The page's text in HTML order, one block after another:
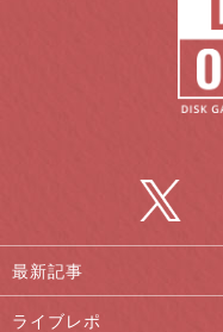
最新記事
ライブレポ